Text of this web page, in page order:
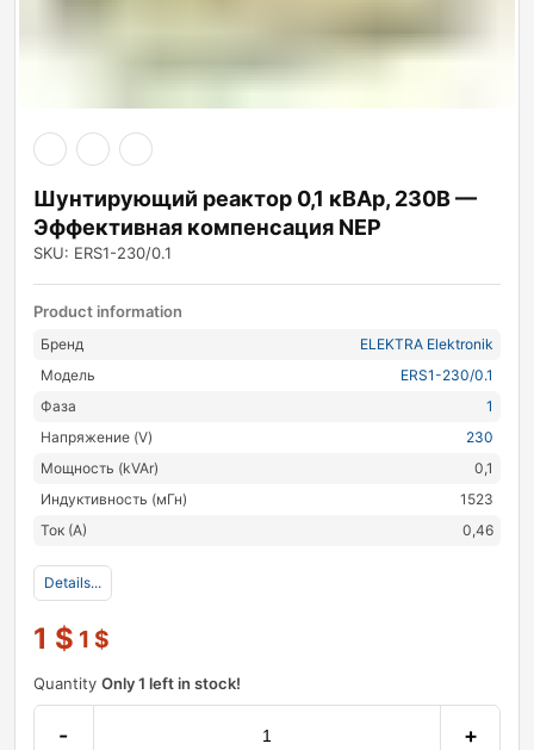
Шунтирующий реактор 0,1 кВАр, 230В —
Эффективная компенсация NEP
SKU: ERS1-230/0.1
Product information
Бренд
ELEKTRA Elektronik
Модель
ERS1-230/0.1
Фаза
1
Напряжение (V)
230
Мощность (kVAr)
0,1
Индуктивность (мГн)
1523
Ток (А)
0,46
Details...
1 $ 1 $
Quantity Only 1 left in stock!
- +